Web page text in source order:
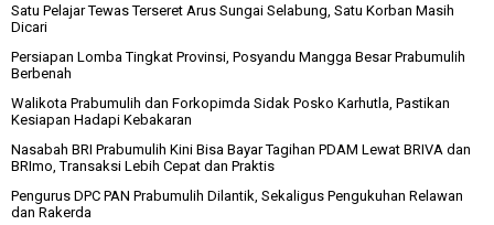
Satu Pelajar Tewas Terseret Arus Sungai Selabung, Satu Korban Masih
Dicari
Persiapan Lomba Tingkat Provinsi, Posyandu Mangga Besar Prabumulih
Berbenah
Walikota Prabumulih dan Forkopimda Sidak Posko Karhutla, Pastikan
Kesiapan Hadapi Kebakaran
Nasabah BRI Prabumulih Kini Bisa Bayar Tagihan PDAM Lewat BRIVA dan
BRImo, Transaksi Lebih Cepat dan Praktis
Pengurus DPC PAN Prabumulih Dilantik, Sekaligus Pengukuhan Relawan
dan Rakerda